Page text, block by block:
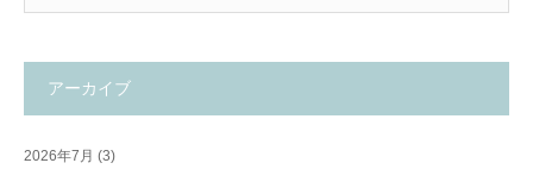
アーカイブ
2026年7月 (3)